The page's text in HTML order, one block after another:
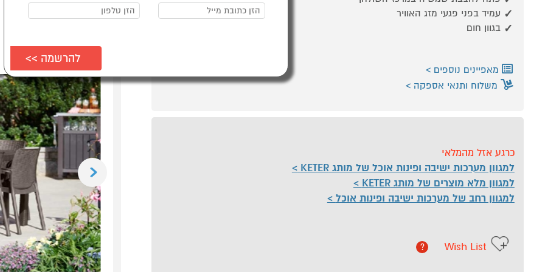
Previous
עמיד בפני פגעי מזג האוויר
בגוון חום
מאפיינים נוספים
משלוח ותנאי אספקה
כרגע אזל מהמלאי
למגוון מערכות ישיבה ופינות אוכל של מותג KETER
למגוון מלא מוצרים של מותג KETER
למגוון רחב של מערכות ישיבה ופינות אוכל
Wish List
?